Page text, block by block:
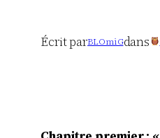
Écrit parBLOmiGdans